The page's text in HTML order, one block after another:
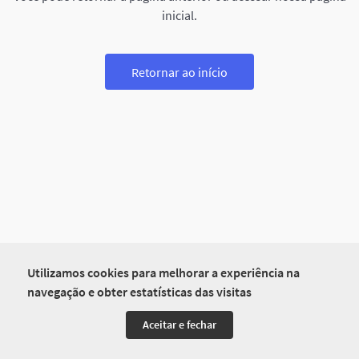
Utilizamos cookies para melhorar a experiência na
navegação e obter estatísticas das visitas
Aceitar e fechar
inicial.
Retornar ao início